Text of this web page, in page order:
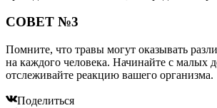
СОВЕТ №3
Помните, что травы могут оказывать
на каждого человека. Начинайте с малых
отслеживайте реакцию вашего организма.
Поделиться